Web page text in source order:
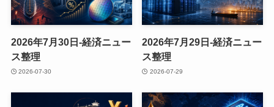
2026年7月30日-経済ニュー
ス整理
2026-07-30
2026年7月29日-経済ニュー
ス整理
2026-07-29